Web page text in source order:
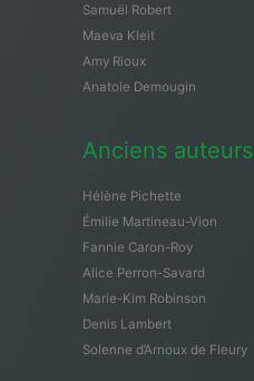
Samuël Robert
Maeva Kleit
Amy Rioux
Anatole Demougin
Anciens auteurs
Hélène Pichette
Émilie Martineau-Vion
Fannie Caron-Roy
Alice Perron-Savard
Marie-Kim Robinson
Denis Lambert
Solenne d’Arnoux de Fleury